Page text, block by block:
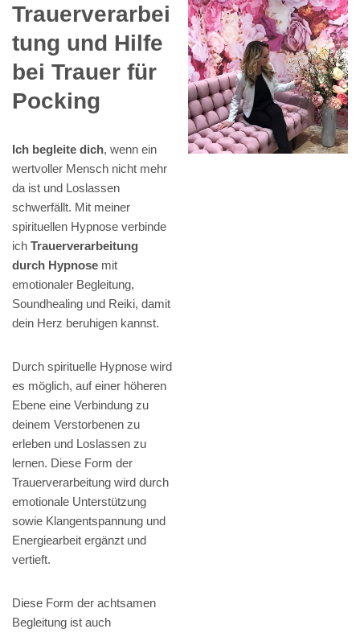
Trauerverarbei
tung und Hilfe
bei Trauer für
Pocking
Ich begleite dich, wenn ein
wertvoller Mensch nicht mehr
da ist und Loslassen
schwerfällt. Mit meiner
spirituellen Hypnose verbinde
ich Trauerverarbeitung
durch Hypnose mit
emotionaler Begleitung,
Soundhealing und Reiki, damit
dein Herz beruhigen kannst.
Durch spirituelle Hypnose wird
es möglich, auf einer höheren
Ebene eine Verbindung zu
deinem Verstorbenen zu
erleben und Loslassen zu
lernen. Diese Form der
Trauerverarbeitung wird durch
emotionale Unterstützung
sowie Klangentspannung und
Energiearbeit ergänzt und
vertieft.
Diese Form der achtsamen
Begleitung ist auch